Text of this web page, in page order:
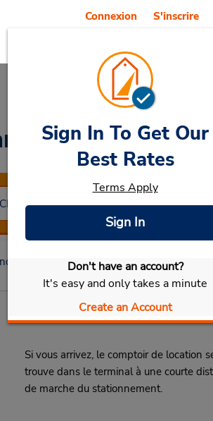
Connexion S'inscrire
at Aéroport de
Sélectionner ma voiture
Sign In To Get Our
Best Rates
Terms Apply
Sign In
Don't have an account?
It's easy and only takes a minute
Create an Account
Cairns Qld Aéroport de Cairns
Si vous arrivez, le comptoir de location
trouve dans le terminal à une courte
de marche du stationnement.